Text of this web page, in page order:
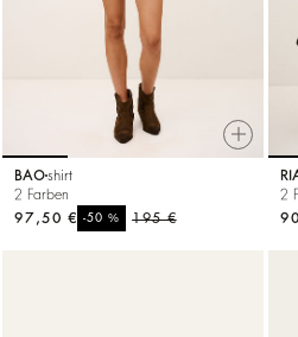
BAOshirt
2 Farben
195 €
-50%
97,50 €
2